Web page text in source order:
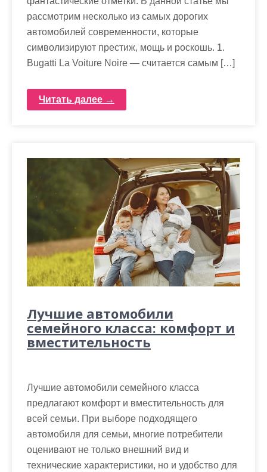
рассмотрим несколько из самых дорогих
автомобилей современности, которые
символизируют престиж, мощь и роскошь. 1.
Bugatti La Voiture Noire — считается самым […]
Читать далее →
Лучшие автомобили
семейного класса: комфорт и
вместительность
Лучшие автомобили семейного класса
предлагают комфорт и вместительность для
всей семьи. При выборе подходящего
автомобиля для семьи, многие потребители
оценивают не только внешний вид и
технические характеристики, но и удобство для